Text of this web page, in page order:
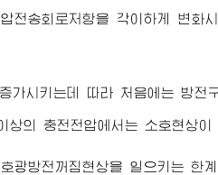
전송회로저항을 각이하게 변화
가시키는데 따라 처음에는 방
의 충전전압에서는 소호현상이
광방전꺼짐현상을 일으키는 한